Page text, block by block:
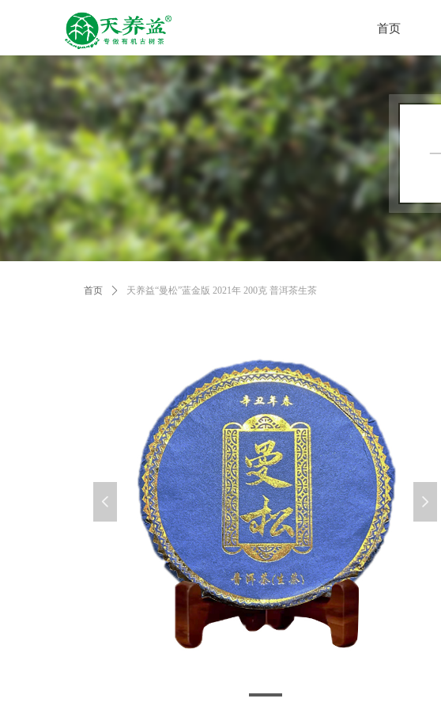
首页
首页 ꄲ 天养益“曼松”蓝金版 2021年 200克 普洱茶生茶
넳 넲